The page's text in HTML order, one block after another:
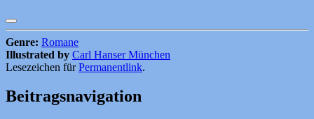
Genre: Romane
Illustrated by Carl Hanser München
Lesezeichen fürPermanentlink.
Beitragsnavigation